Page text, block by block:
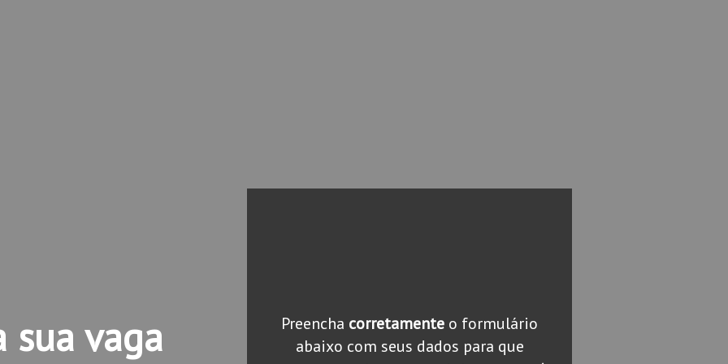
sua vaga
Preencha corretamente o formulário
abaixo com seus dados para que